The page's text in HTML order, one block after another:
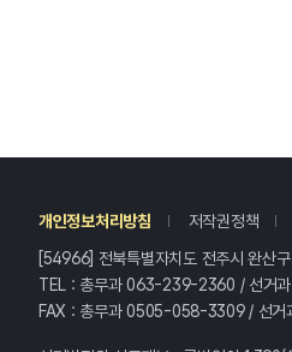
개인정보처리방침 저작권정책
[54966] 전북특별자치도 전주시 완산
TEL : 총무과 063-239-2360 / 선
FAX : 총무과 0505-058-3309 / 선